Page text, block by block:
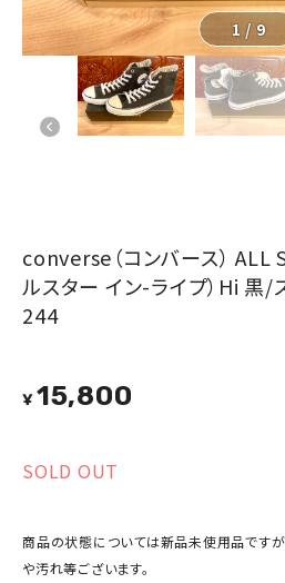
1 / 9
converse（コンバース） ALL
ルスター イン-ライプ）Hi 黒
244
¥15,800
SOLD OUT
商品の状態については新品未使用品ですが
や汚れ等ございます。